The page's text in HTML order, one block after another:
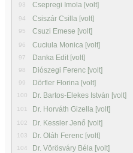
93 Csepregi Imola [volt]
94 Csiszár Csilla [volt]
95 Csuzi Emese [volt]
96 Cuciula Monica [volt]
97 Danka Edit [volt]
98 Diószegi Ferenc [volt]
99 Dörfler Florina [volt]
100 Dr. Bartos-Elekes István [volt]
101 Dr. Horváth Gizella [volt]
102 Dr. Kessler Jenő [volt]
103 Dr. Oláh Ferenc [volt]
104 Dr. Vörösváry Béla [volt]